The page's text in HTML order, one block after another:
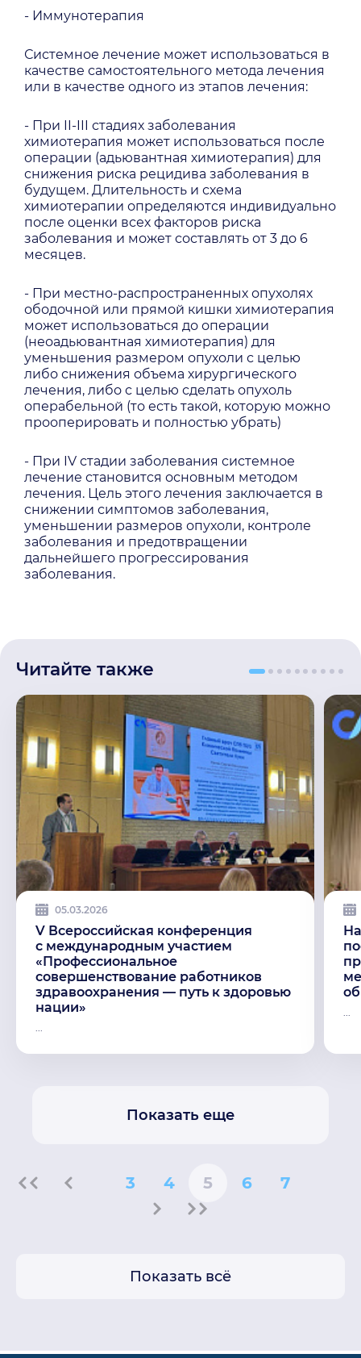
- Иммунотерапия
Системное лечение может использоваться в
качестве самостоятельного метода лечения
или в качестве одного из этапов лечения:
- При II-III стадиях заболевания
химиотерапия может использоваться после
операции (адьювантная химиотерапия) для
снижения риска рецидива заболевания в
будущем. Длительность и схема
химиотерапии определяются индивидуально
после оценки всех факторов риска
заболевания и может составлять от 3 до 6
месяцев.
- При местно-распространенных опухолях
ободочной или прямой кишки химиотерапия
может использоваться до операции
(неоадьювантная химиотерапия) для
уменьшения размером опухоли с целью
либо снижения объема хирургического
лечения, либо с целью сделать опухоль
операбельной (то есть такой, которую можно
прооперировать и полностью убрать)
- При IV стадии заболевания системное
лечение становится основным методом
лечения. Цель этого лечения заключается в
снижении симптомов заболевания,
уменьшении размеров опухоли, контроле
заболевания и предотвращении
дальнейшего прогрессирования
заболевания.
Читайте также
05.03.2026
V Всероссийская конференция
с международным участием
«Профессиональное
совершенствование работников
здравоохранения — путь к здоровью
нации»
Показать еще
3 4 5 6 7
Показать всё